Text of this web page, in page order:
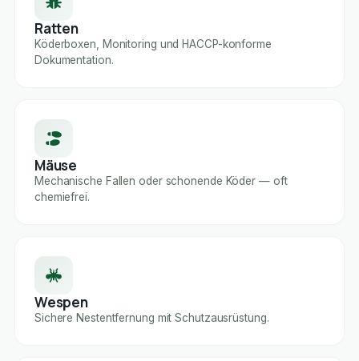
Ratten
Köderboxen, Monitoring und HACCP-konforme
Dokumentation.
Mäuse
Mechanische Fallen oder schonende Köder — oft
chemiefrei.
Wespen
Sichere Nestentfernung mit Schutzausrüstung.